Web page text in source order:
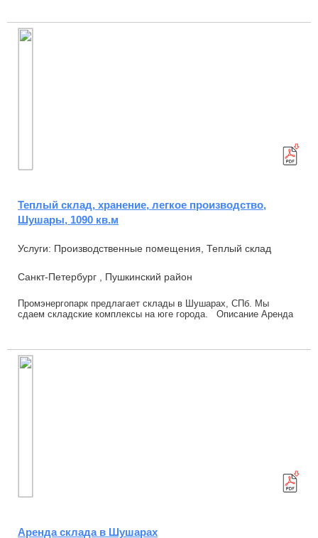
Теплый склад, хранение, легкое производство,
Шушары, 1090 кв.м
Услуги: Производственные помещения, Теплый склад
Санкт-Петербург , Пушкинский район
Промэнергопарк предлагает склады в Шушарах, СПб. Мы
сдаем складские комплексы на юге города. Описание Аренда
Аренда склада в Шушарах